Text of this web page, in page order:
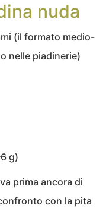
nuda
(il formato medio-
nelle piadinerie)
g)
prima ancora di
con la pita